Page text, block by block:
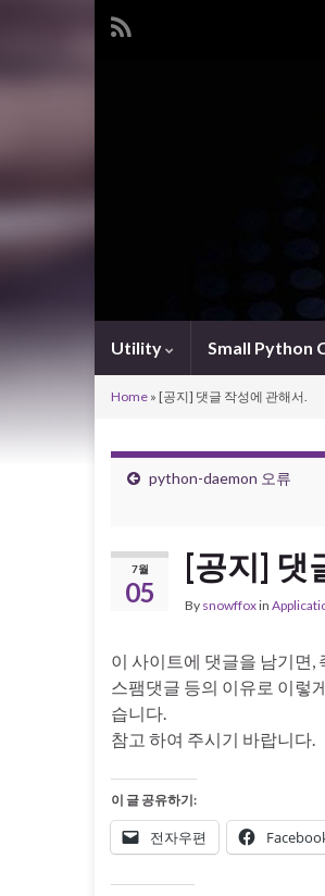
Utility Small Python
Home » [공지] 댓글 작성에 관해서.
python-daemon 오류
7월
05
[공지] 댓
By snowffoxin
이 사이트에 댓글을 남기면,
스팸댓글 등의 이유로 이렇
습니다.
참고 하여 주시기 바랍니다.
이 글 공유하기:
전자우편